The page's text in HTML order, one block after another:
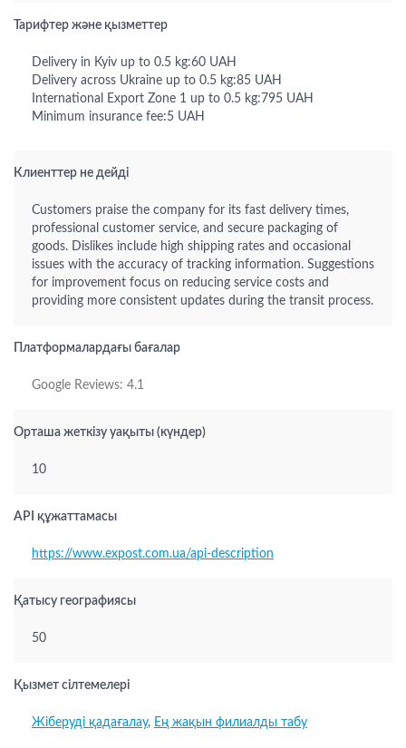
Тарифтер және қызметтер
Delivery in Kyiv up to 0.5 kg:60 UAH
Delivery across Ukraine up to 0.5 kg:85 UAH
International Export Zone 1 up to 0.5 kg:795 UAH
Minimum insurance fee:5 UAH
Клиенттер не дейді
Customers praise the company for its fast delivery times,
professional customer service, and secure packaging of
goods. Dislikes include high shipping rates and occasional
issues with the accuracy of tracking information. Suggestions
for improvement focus on reducing service costs and
providing more consistent updates during the transit process.
Платформалардағы бағалар
Google Reviews: 4.1
Орташа жеткізу уақыты (күндер)
10
API құжаттамасы
https://www.expost.com.ua/api-description
Қатысу географиясы
50
Қызмет сілтемелері
Жіберуді қадағалау, Ең жақын филиалды табу